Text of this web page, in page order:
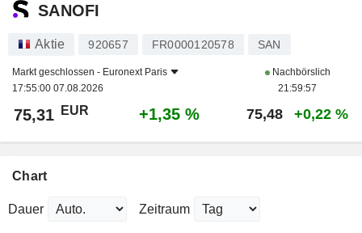
SANOFI
Aktie 920657 FR0000120578 SAN
Markt geschlossen - Euronext Paris
17:55:00 07.08.2026
Nachbörslich
21:59:57
75,31 EUR +1,35 % 75,48 +0,22 %
Chart
Dauer Zeitraum